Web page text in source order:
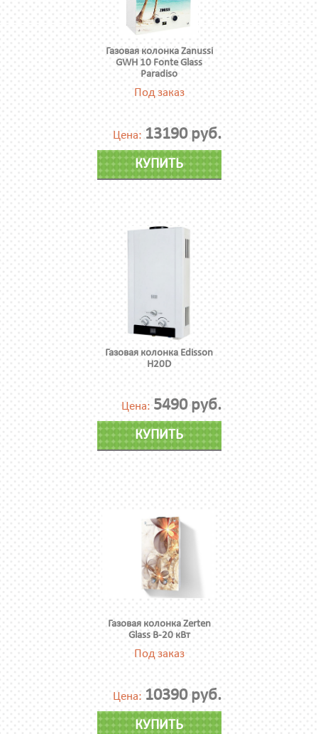
Газовая колонка Zanussi
GWH 10 Fonte Glass
Paradiso
Под заказ
Цена: 13190 руб.
КУПИТЬ
Газовая колонка Edisson
H20D
Цена: 5490 руб.
КУПИТЬ
Газовая колонка Zerten
Glass B-20 кВт
Под заказ
Цена: 10390 руб.
КУПИТЬ